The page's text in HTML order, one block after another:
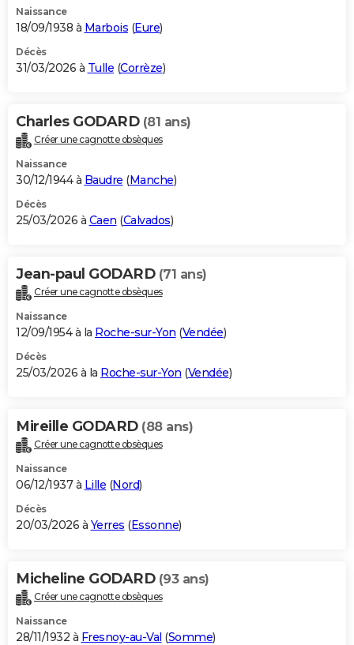
Naissance
18/09/1938 à Marbois (Eure)
Décès
31/03/2026 à Tulle (Corrèze)
Charles GODARD (81 ans)
Créer une cagnotte obsèques
Naissance
30/12/1944 à Baudre (Manche)
Décès
25/03/2026 à Caen (Calvados)
Jean-paul GODARD (71 ans)
Créer une cagnotte obsèques
Naissance
12/09/1954 à la Roche-sur-Yon (Vendée)
Décès
25/03/2026 à la Roche-sur-Yon (Vendée)
Mireille GODARD (88 ans)
Créer une cagnotte obsèques
Naissance
06/12/1937 à Lille (Nord)
Décès
20/03/2026 à Yerres (Essonne)
Micheline GODARD (93 ans)
Créer une cagnotte obsèques
Naissance
28/11/1932 à Fresnoy-au-Val (Somme)